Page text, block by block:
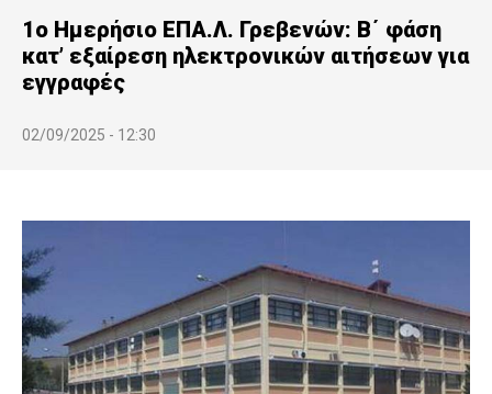
1ο Ημερήσιο ΕΠΑ.Λ. Γρεβενών: Β΄ φάση
κατ’ εξαίρεση ηλεκτρονικών αιτήσεων για
εγγραφές
02/09/2025 - 12:30